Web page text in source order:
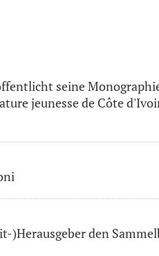
seine
jeunesse de Côte
den